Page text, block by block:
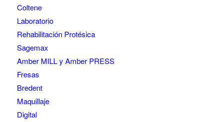
Coltene
Laboratorio
Rehabilitación Protésica
Sagemax
Amber MILL y Amber PRESS
Fresas
Bredent
Maquillaje
Digital